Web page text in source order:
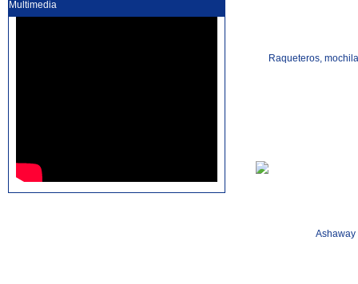
Raqueteros,
Ashaway
Multimedia